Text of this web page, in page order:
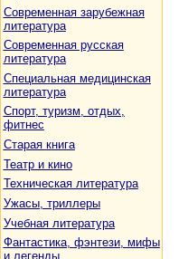
Современная зарубежная
литература
Современная русская
литература
Специальная медицинская
литература
Спорт, туризм, отдых,
фитнес
Старая книга
Театр и кино
Техническая литература
Ужасы, триллеры
Учебная литература
Фантастика, фэнтези, мифы
и легенды